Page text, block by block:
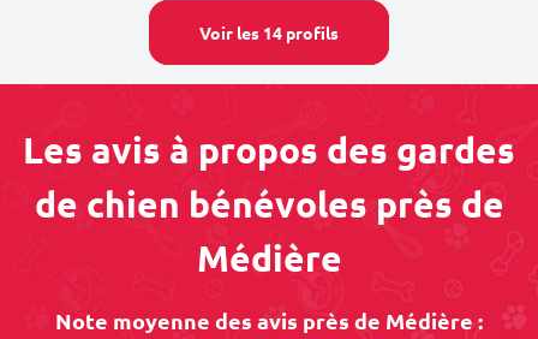
Voir les 14 profils
Les avis à propos des gardes
de chien bénévoles près de
Médière
Note moyenne des avis près de Médière :